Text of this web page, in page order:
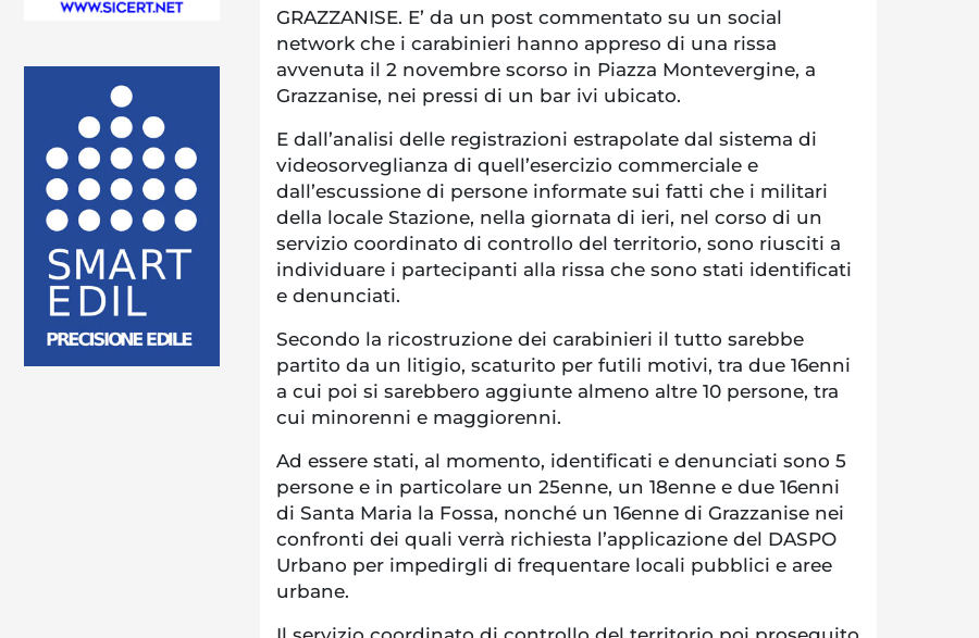
GRAZZANISE. E’ da un post commentato su un social
network che i carabinieri hanno appreso di una rissa
avvenuta il 2 novembre scorso in Piazza Montevergine, a
Grazzanise, nei pressi di un bar ivi ubicato.
E dall’analisi delle registrazioni estrapolate dal sistema di
videosorveglianza di quell’esercizio commerciale e
dall’escussione di persone informate sui fatti che i militari
della locale Stazione, nella giornata di ieri, nel corso di un
servizio coordinato di controllo del territorio, sono riusciti a
individuare i partecipanti alla rissa che sono stati identificati
e denunciati.
Secondo la ricostruzione dei carabinieri il tutto sarebbe
partito da un litigio, scaturito per futili motivi, tra due 16enni
a cui poi si sarebbero aggiunte almeno altre 10 persone, tra
cui minorenni e maggiorenni.
Ad essere stati, al momento, identificati e denunciati sono 5
persone e in particolare un 25enne, un 18enne e due 16enni
di Santa Maria la Fossa, nonché un 16enne di Grazzanise nei
confronti dei quali verrà richiesta l’applicazione del DASPO
Urbano per impedirgli di frequentare locali pubblici e aree
urbane.